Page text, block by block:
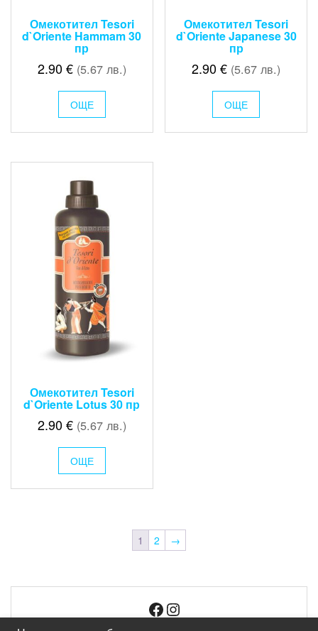
Омекотител Tesori
d`Oriente Hammam 30
пр
2.90€(5.67 лв.)
ОЩЕ
Омекотител Tesori
d`Oriente Japanese 30
пр
2.90€ (5.67 лв.)
ОЩЕ
Омекотител Tesori
d`Oriente Lotus 30 пр
2.90€(5.67 лв.)
ОЩЕ
1 2 →
Facebook
Instagram